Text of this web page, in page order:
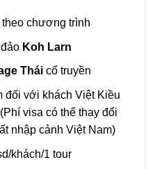
chương trình
Koh Larn
Tháicổ truyền
đối với khách Việt Kiều
visa có thể thay đổi
nhập cảnh Việt Nam)
khách/1 tour